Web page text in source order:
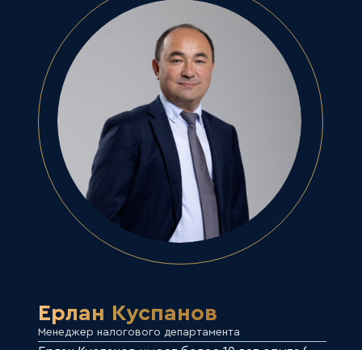
Ерлан Куспанов
Менеджер налогового департамента